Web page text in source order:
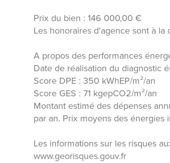
Prix du bien : 146 000,00 €
Les honoraires d'agence sont à la
A propos des performances
Date de réalisation du diagnostic
Score DPE : 350 kWhEP/m²/an
Score GES : 71 kgepCO2/m²/an
Montant estimé des dépenses
par an. Prix moyens des
Les informations sur les risques
www.georisques.gouv.fr